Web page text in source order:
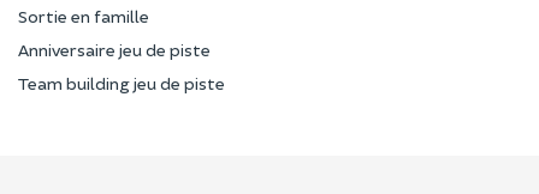
Sortie en famille
Anniversaire jeu de piste
Team building jeu de piste